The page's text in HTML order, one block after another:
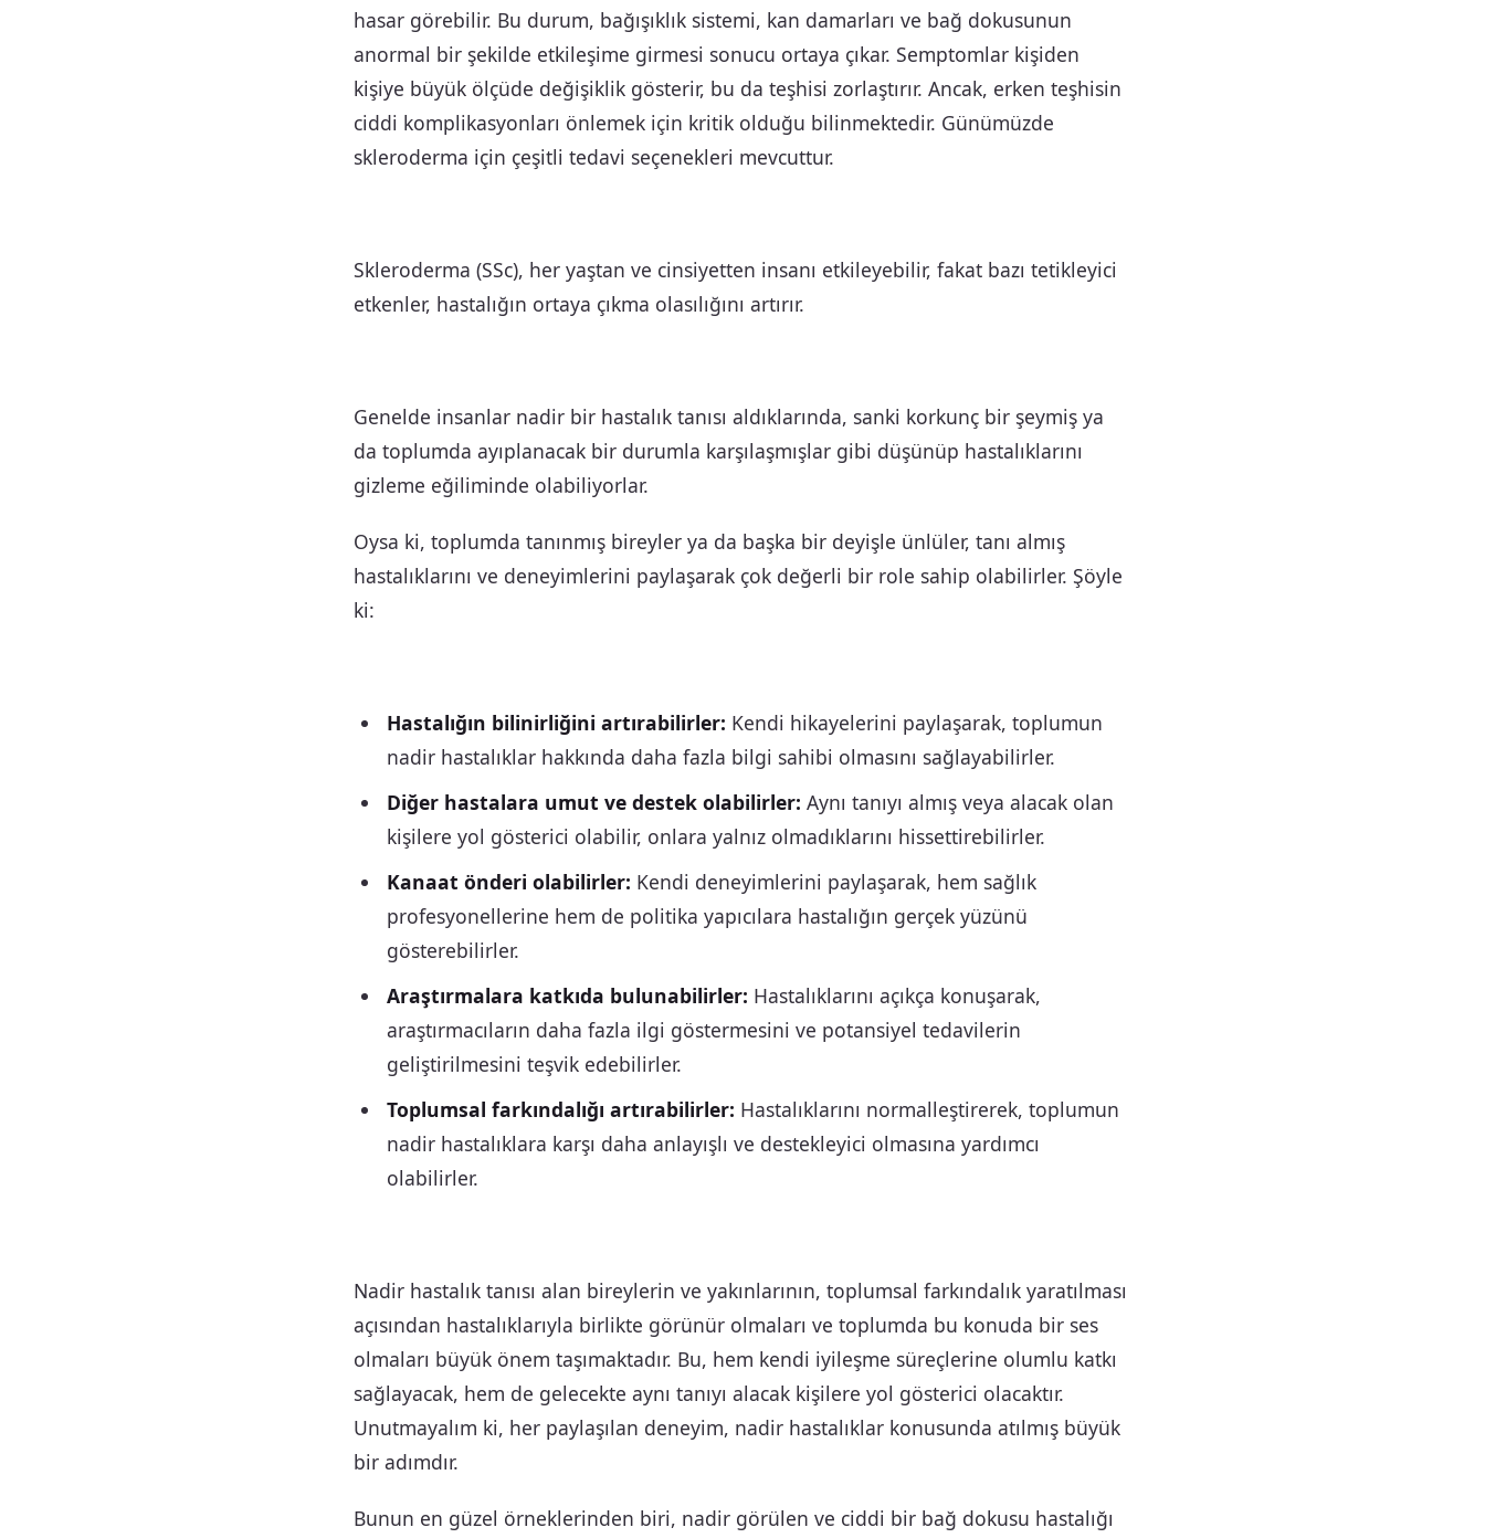
hasar görebilir. Bu durum, bağışıklık sistemi, kan damarları ve bağ dokusunun
anormal bir şekilde etkileşime girmesi sonucu ortaya çıkar. Semptomlar kişiden
kişiye büyük ölçüde değişiklik gösterir, bu da teşhisi zorlaştırır. Ancak, erken teşhisin
ciddi komplikasyonları önlemek için kritik olduğu bilinmektedir. Günümüzde
skleroderma için çeşitli tedavi seçenekleri mevcuttur.
Skleroderma (SSc), her yaştan ve cinsiyetten insanı etkileyebilir, fakat bazı tetikleyici
etkenler, hastalığın ortaya çıkma olasılığını artırır.
Genelde insanlar nadir bir hastalık tanısı aldıklarında, sanki korkunç bir şeymiş ya
da toplumda ayıplanacak bir durumla karşılaşmışlar gibi düşünüp hastalıklarını
gizleme eğiliminde olabiliyorlar.
Oysa ki, toplumda tanınmış bireyler ya da başka bir deyişle ünlüler, tanı almış
hastalıklarını ve deneyimlerini paylaşarak çok değerli bir role sahip olabilirler. Şöyle
ki:
Hastalığın bilinirliğini artırabilirler: Kendi hikayelerini paylaşarak, toplumun
nadir hastalıklar hakkında daha fazla bilgi sahibi olmasını sağlayabilirler.
Diğer hastalara umut ve destek olabilirler: Aynı tanıyı almış veya alacak olan
kişilere yol gösterici olabilir, onlara yalnız olmadıklarını hissettirebilirler.
Kanaat önderi olabilirler: Kendi deneyimlerini paylaşarak, hem sağlık
profesyonellerine hem de politika yapıcılara hastalığın gerçek yüzünü
gösterebilirler.
Araştırmalara katkıda bulunabilirler: Hastalıklarını açıkça konuşarak,
araştırmacıların daha fazla ilgi göstermesini ve potansiyel tedavilerin
geliştirilmesini teşvik edebilirler.
Toplumsal farkındalığı artırabilirler: Hastalıklarını normalleştirerek, toplumun
nadir hastalıklara karşı daha anlayışlı ve destekleyici olmasına yardımcı
olabilirler.
Nadir hastalık tanısı alan bireylerin ve yakınlarının, toplumsal farkındalık yaratılması
açısından hastalıklarıyla birlikte görünür olmaları ve toplumda bu konuda bir ses
olmaları büyük önem taşımaktadır. Bu, hem kendi iyileşme süreçlerine olumlu katkı
sağlayacak, hem de gelecekte aynı tanıyı alacak kişilere yol gösterici olacaktır.
Unutmayalım ki, her paylaşılan deneyim, nadir hastalıklar konusunda atılmış büyük
bir adımdır.
Bunun en güzel örneklerinden biri, nadir görülen ve ciddi bir bağ dokusu hastalığı